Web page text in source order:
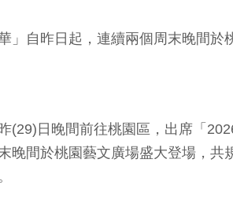
」自昨日起，連續兩個周末晚間
(29)日晚間前往桃園區，出席「
晚間於桃園藝文廣場盛大登場，